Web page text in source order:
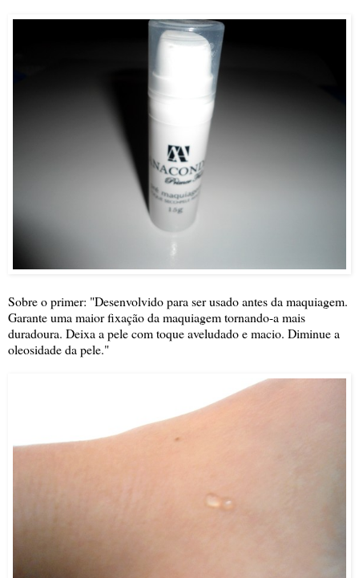
Sobre o primer: "Desenvolvido para ser usado antes da maquiagem.
Garante uma maior fixação da maquiagem tornando-a mais
duradoura. Deixa a pele com toque aveludado e macio. Diminue a
oleosidade da pele."